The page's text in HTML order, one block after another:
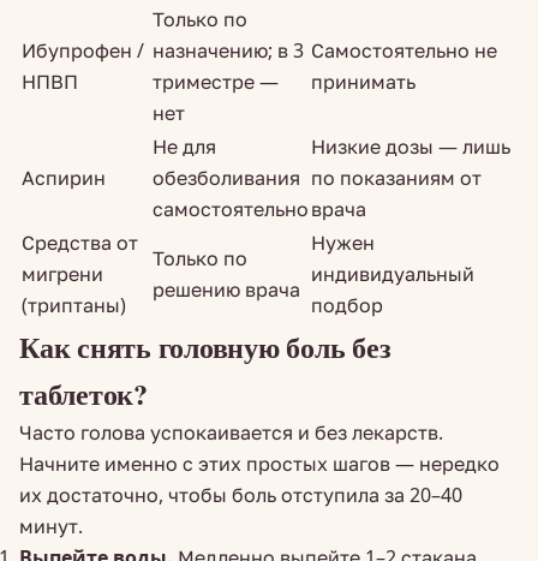
Ибупрофен /
НПВП
Только по
назначению; в 3
триместре —
нет
Самостоятельно не
принимать
Аспирин
Не для
обезболивания
самостоятельно
Низкие дозы — лишь
по показаниям от
врача
Средства от
мигрени
(триптаны)
Только по
решению врача
Нужен
индивидуальный
подбор
Как снять головную боль без
таблеток?
Часто голова успокаивается и без лекарств.
Начните именно с этих простых шагов — нередко
их достаточно, чтобы боль отступила за 20–40
минут.